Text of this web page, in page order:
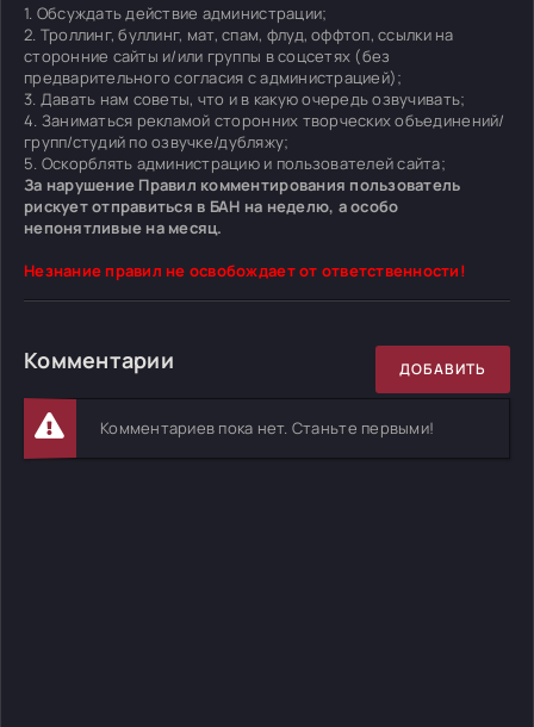
1. Обсуждать действие администрации;
2. Троллинг, буллинг, мат, спам, флуд, оффтоп, ссылки на
сторонние сайты и/или группы в соцсетях (без
предварительного согласия с администрацией);
3. Давать нам советы, что и в какую очередь озвучивать;
4. Заниматься рекламой сторонних творческих объединений/
групп/студий по озвучке/дубляжу;
5. Оскорблять администрацию и пользователей сайта;
За нарушение Правил комментирования пользователь
рискует отправиться в БАН на неделю, а особо
непонятливые на месяц.
Незнание правил не освобождает от ответственности!
Комментарии ДОБАВИТЬ
Комментариев пока нет. Станьте первыми!